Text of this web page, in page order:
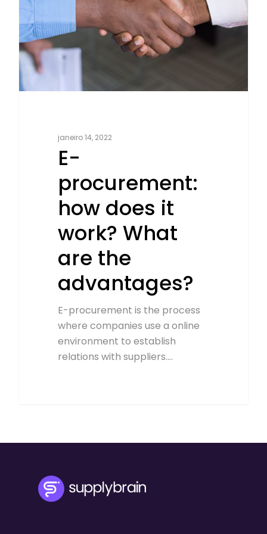
janeiro 14, 2022
E-
procurement:
how does it
work? What
are the
advantages?
E-procurement is the process
where companies use a online
environment to establish
relations with suppliers.…